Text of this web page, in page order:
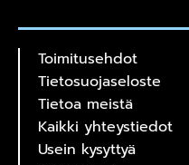
Toimitusehdot
Tietosuojaseloste
Tietoa meistä
Kaikki yhteystiedot
Usein kysyttyä